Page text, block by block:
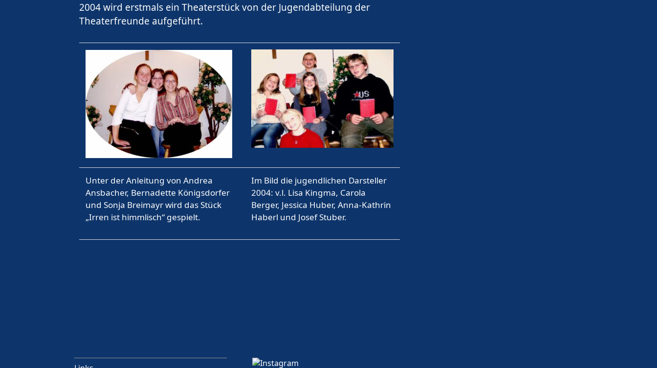
2004 wird erstmals ein Theaterstück von der Jugendabteilung der
Theaterfreunde aufgeführt.
Unter der Anleitung von Andrea
Ansbacher, Bernadette Königsdorfer
und Sonja Breimayr wird das Stück
„Irren ist himmlisch“ gespielt.
Im Bild die jugendlichen Darsteller
2004: v.l. Lisa Kingma, Carola
Berger, Jessica Huber, Anna-Kathrin
Haberl und Josef Stuber.